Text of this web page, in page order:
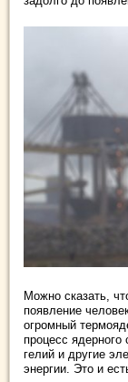
Можно сказать,
появление
огромный
процесс ядерного
гелий и другие
энергии. Это и